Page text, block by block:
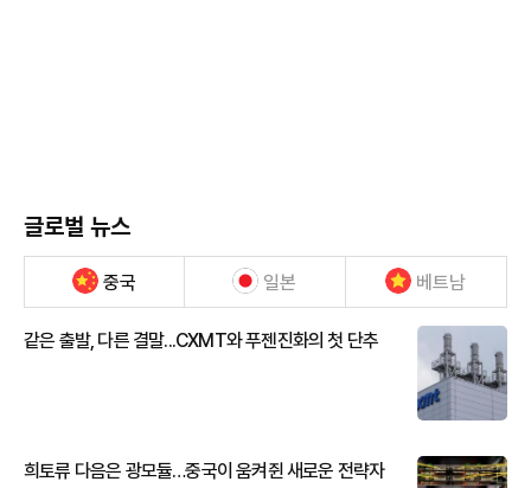
글로벌 뉴스
중국 일본 베트남
같은 출발, 다른 결말...CXMT와 푸젠진화의 첫 단추
희토류 다음은 광모듈…중국이 움켜쥔 새로운 전략자